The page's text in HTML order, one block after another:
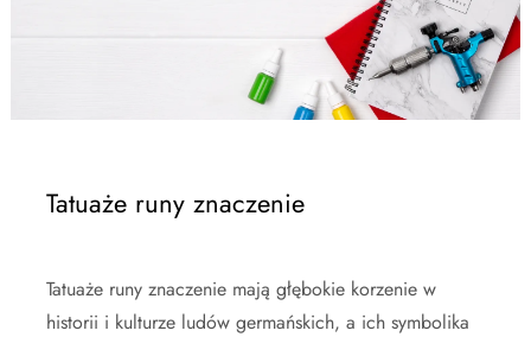
Tatuaże runy znaczenie
Tatuaże runy znaczenie mają głębokie korzenie w
historii i kulturze ludów germańskich, a ich symbolika